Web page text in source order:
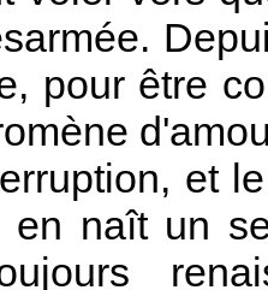
pour être
et
en naît un